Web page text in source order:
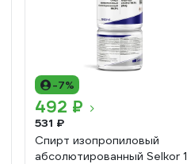
-7%
492 ₽
531 ₽
Спирт изопропиловый
абсолютированный Selkor 1